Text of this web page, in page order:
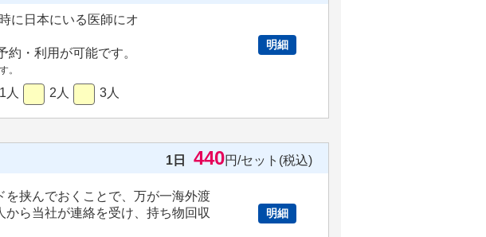
に日本にいる医師にオ
・利用が可能です。
。
明細
1人 2人 3人
1日 440円/セット(税込)
挟んでおくことで、万が一海外渡
ら当社が連絡を受け、持ち物回収
明細